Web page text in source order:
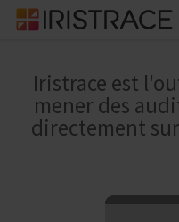
Iristrace est
mener des
directement